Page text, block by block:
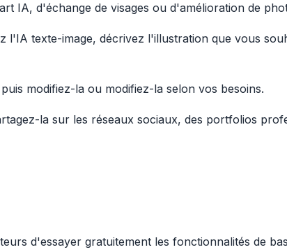
IA, d'échange de visages ou d'amélioration de
l'IA texte-image, décrivez l'illustration que vous
modifiez-la ou modifiez-la selon vos besoins.
la sur les réseaux sociaux, des portfolios
d'essayer gratuitement les fonctionnalités de